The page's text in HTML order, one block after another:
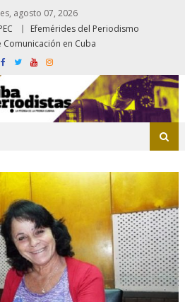
agosto 07, 2026
Efemérides del Periodismo
Comunicación en Cuba